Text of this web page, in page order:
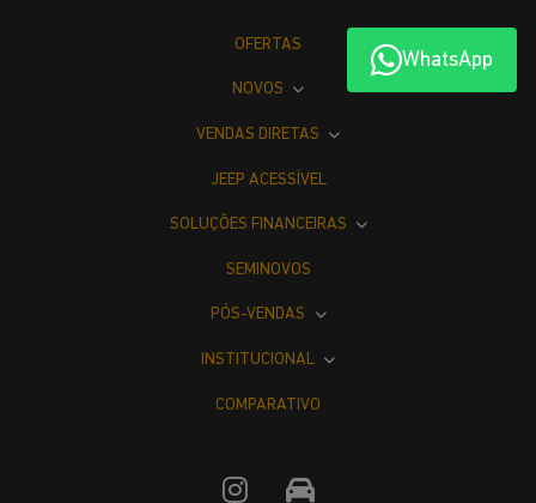
WhatsApp
OFERTAS
NOVOS
VENDAS DIRETAS
JEEP ACESSÍVEL
SOLUÇÕES FINANCEIRAS
SEMINOVOS
PÓS-VENDAS
INSTITUCIONAL
COMPARATIVO